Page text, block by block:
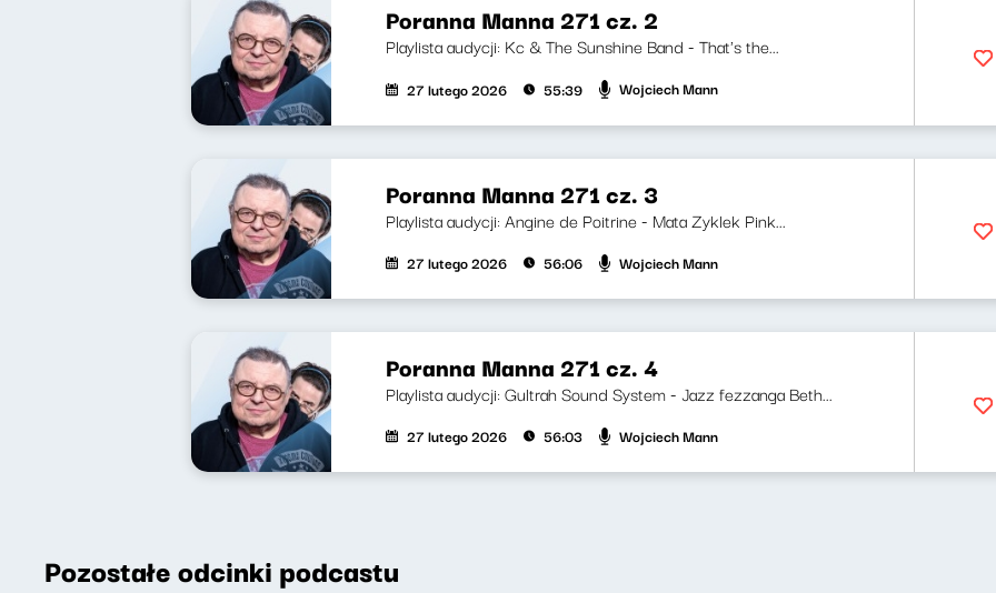
Poranna Manna 271 cz. 2
Playlista audycji: Kc & The Sunshine Band - That's the...
27 lutego 2026 55:39 Wojciech Mann
Poranna Manna 271 cz. 3
Playlista audycji: Angine de Poitrine - Mata Zyklek Pink...
27 lutego 2026 56:06 Wojciech Mann
Poranna Manna 271 cz. 4
Playlista audycji: Gultrah Sound System - Jazz fezzanga Beth...
27 lutego 2026 56:03 Wojciech Mann
Pozostałe odcinki podcastu